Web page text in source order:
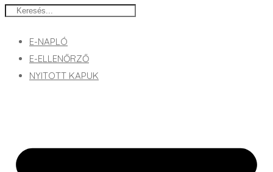
E-NAPLÓ
E-ELLENŐRZŐ
NYITOTT KAPUK